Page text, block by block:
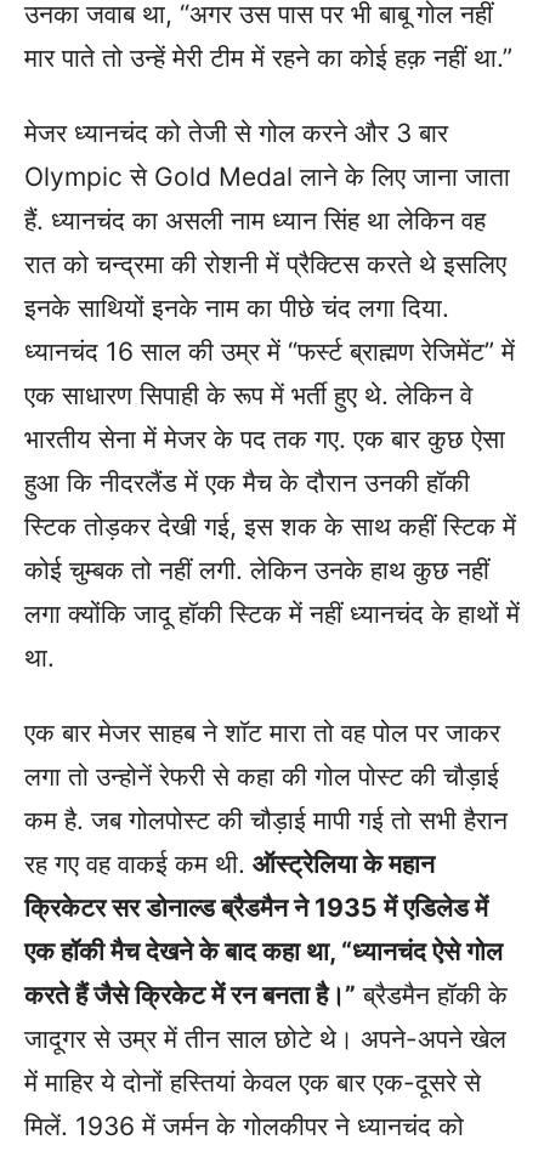
उनका जवाब था, “अगर उस पास पर भी बाबू गोल नहीं
मार पाते तो उन्हें मेरी टीम में रहने का कोई हक़ नहीं था.”
मेजर ध्यानचंद को तेजी से गोल करने और 3 बार
Olympic से Gold Medal लाने के लिए जाना जाता
हैं. ध्यानचंद का असली नाम ध्यान सिंह था लेकिन वह
रात को चन्द्रमा की रोशनी में प्रैक्टिस करते थे इसलिए
इनके साथियों इनके नाम का पीछे चंद लगा दिया.
ध्यानचंद 16 साल की उम्र में “फर्स्ट ब्राह्मण रेजिमेंट” में
एक साधारण सिपाही के रूप में भर्ती हुए थे. लेकिन वे
भारतीय सेना में मेजर के पद तक गए. एक बार कुछ ऐसा
हुआ कि नीदरलैंड में एक मैच के दौरान उनकी हॉकी
स्टिक तोड़कर देखी गई, इस शक के साथ कहीं स्टिक में
कोई चुम्बक तो नहीं लगी. लेकिन उनके हाथ कुछ नहीं
लगा क्योंकि जादू हॉकी स्टिक में नहीं ध्यानचंद के हाथों में
था.
एक बार मेजर साहब ने शाॅट मारा तो वह पोल पर जाकर
लगा तो उन्होनें रेफरी से कहा की गोल पोस्ट की चौड़ाई
कम है. जब गोलपोस्ट की चौड़ाई मापी गई तो सभी हैरान
रह गए वह वाकई कम थी. ऑस्ट्रेलिया के महान
क्रिकेटर सर डोनाल्ड ब्रैडमैन ने 1935 में एडिलेड में
एक हॉकी मैच देखने के बाद कहा था, “ध्यानचंद ऐसे गोल
करते हैं जैसे क्रिकेट में रन बनता है।” ब्रैडमैन हॉकी के
जादूगर से उम्र में तीन साल छोटे थे। अपने-अपने खेल
में माहिर ये दोनों हस्तियां केवल एक बार एक-दूसरे से
मिलें. 1936 में जर्मन के गोलकीपर ने ध्यानचंद को